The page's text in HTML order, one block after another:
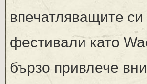
впечатляващите
фестивали като
бързо привлече